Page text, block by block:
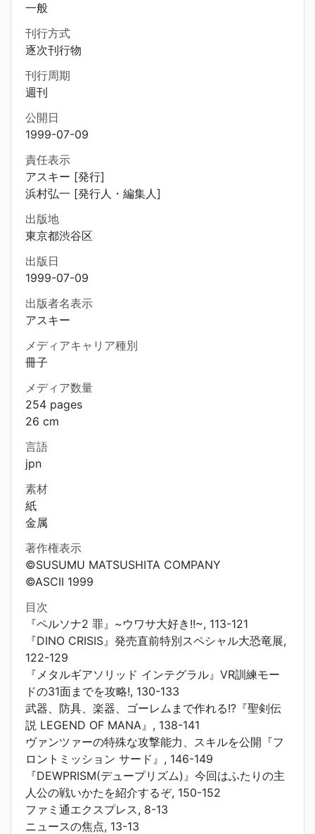
一般
刊行方式
逐次刊行物
刊行周期
週刊
公開日
1999-07-09
責任表示
アスキー [発行]
浜村弘一 [発行人・編集人]
出版地
東京都渋谷区
出版日
1999-07-09
出版者名表示
アスキー
メディアキャリア種別
冊子
メディア数量
254 pages
26 cm
言語
jpn
素材
紙
金属
著作権表示
©SUSUMU MATSUSHITA COMPANY
©ASCII 1999
目次
『ペルソナ2 罪』~ウワサ大好き!!~, 113-121
『DINO CRISIS』発売直前特別スペシャル大恐竜展,
122-129
『メタルギアソリッド インテグラル』VR訓練モー
ドの31面までを攻略!, 130-133
武器、防具、楽器、ゴーレムまで作れる!?『聖剣伝
説 LEGEND OF MANA』, 138-141
ヴァンツァーの特殊な攻撃能力、スキルを公開『フ
ロントミッション サード』, 146-149
『DEWPRISM(デュープリズム)』今回はふたりの主
人公の戦いかたを紹介するぞ, 150-152
ファミ通エクスプレス, 8-13
ニュースの焦点, 13-13